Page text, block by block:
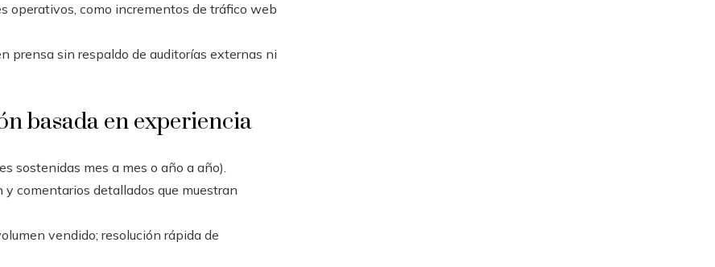
operativos, como incrementos de tráfico web
prensa sin respaldo de auditorías externas ni
basada en experiencia
sostenidas mes a mes o año a año).
comentarios detallados que muestran
vendido; resolución rápida de